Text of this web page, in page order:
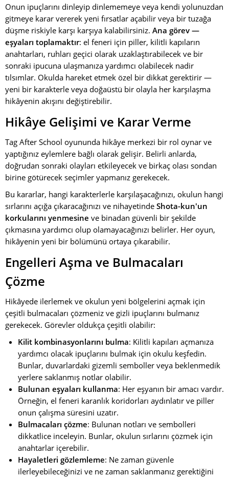
Onun ipuçlarını dinleyip dinlememeye veya kendi yolunuzdan
gitmeye karar vererek yeni fırsatlar açabilir veya bir tuzağa
düşme riskiyle karşı karşıya kalabilirsiniz. Ana görev —
eşyaları toplamaktır: el feneri için piller, kilitli kapıların
anahtarları, ruhları geçici olarak uzaklaştırabilecek ve bir
sonraki ipucuna ulaşmanıza yardımcı olabilecek nadir
tılsımlar. Okulda hareket etmek özel bir dikkat gerektirir —
yeni bir karakterle veya doğaüstü bir olayla her karşılaşma
hikâyenin akışını değiştirebilir.
Hikâye Gelişimi ve Karar Verme
Tag After School oyununda hikâye merkezi bir rol oynar ve
yaptığınız eylemlere bağlı olarak gelişir. Belirli anlarda,
doğrudan sonraki olayları etkileyecek ve birkaç olası sondan
birine götürecek seçimler yapmanız gerekecek.
Bu kararlar, hangi karakterlerle karşılaşacağınızı, okulun hangi
sırlarını açığa çıkaracağınızı ve nihayetinde Shota-kun'un
korkularını yenmesine ve binadan güvenli bir şekilde
çıkmasına yardımcı olup olamayacağınızı belirler. Her oyun,
hikâyenin yeni bir bölümünü ortaya çıkarabilir.
Engelleri Aşma ve Bulmacaları
Çözme
Hikâyede ilerlemek ve okulun yeni bölgelerini açmak için
çeşitli bulmacaları çözmeniz ve gizli ipuçlarını bulmanız
gerekecek. Görevler oldukça çeşitli olabilir:
Kilit kombinasyonlarını bulma: Kilitli kapıları açmanıza
yardımcı olacak ipuçlarını bulmak için okulu keşfedin.
Bunlar, duvarlardaki gizemli semboller veya beklenmedik
yerlere saklanmış notlar olabilir.
Bulunan eşyaları kullanma: Her eşyanın bir amacı vardır.
Örneğin, el feneri karanlık koridorları aydınlatır ve piller
onun çalışma süresini uzatır.
Bulmacaları çözme: Bulunan notları ve sembolleri
dikkatlice inceleyin. Bunlar, okulun sırlarını çözmek için
anahtarlar içerebilir.
Hayaletleri gözlemleme: Ne zaman güvenle
ilerleyebileceğinizi ve ne zaman saklanmanız gerektiğini